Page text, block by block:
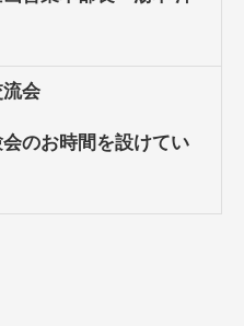
会
のお時間を設けてい